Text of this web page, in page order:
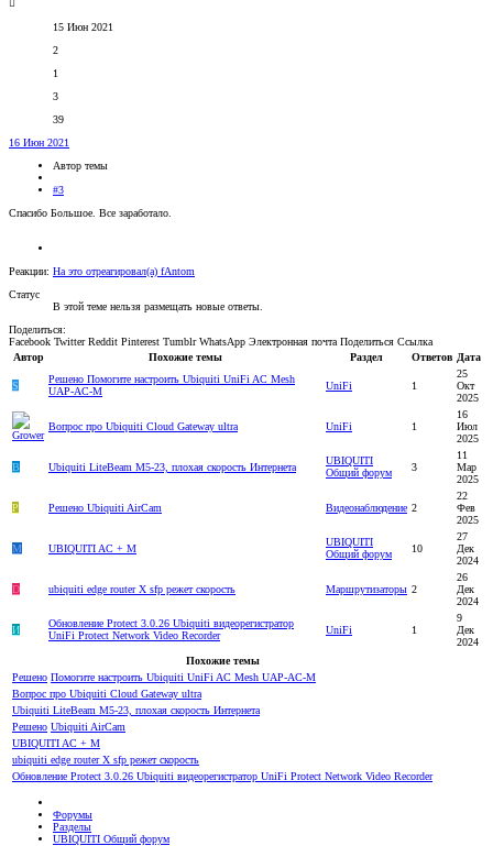
15 Июн 2021
2
1
3
39
16 Июн 2021
Автор темы
#3
Спасибо Большое. Все заработало.
Реакции: На это отреагировал(а) fAntom
Статус
В этой теме нельзя размещать новые ответы.
Поделиться:
Facebook Twitter Reddit Pinterest Tumblr WhatsApp Электронная почта Поделиться Ссылка
Автор
Похожие темы Раздел Ответов Дата
S
Решено Помогите настроить Ubiquiti UniFi AC Mesh
UAP-AC-M
UniFi 1
25
Окт
2025
Вопрос про Ubiquiti Cloud Gateway ultra UniFi 1
16
Июл
2025
B Ubiquiti LiteBeam M5-23, плохая скорость Интернета
UBIQUITI
Общий форум
3
11
Мар
2025
Р Решено Ubiquiti AirCam Видеонаблюдение 2
22
Фев
2025
M UBIQUITI AC + M
UBIQUITI
Общий форум
10
27
Дек
2024
D ubiquiti edge router X sfp режет скорость Маршрутизаторы 2
26
Дек
2024
И
Обновление Protect 3.0.26 Ubiquiti видеорегистратор
UniFi Protect Network Video Recorder
UniFi 1
9
Дек
2024
Похожие темы
Решено Помогите настроить Ubiquiti UniFi AC Mesh UAP-AC-M
Вопрос про Ubiquiti Cloud Gateway ultra
Ubiquiti LiteBeam M5-23, плохая скорость Интернета
Решено Ubiquiti AirCam
UBIQUITI AC + M
ubiquiti edge router X sfp режет скорость
Обновление Protect 3.0.26 Ubiquiti видеорегистратор UniFi Protect Network Video Recorder
Форумы
Разделы
UBIQUITI Общий форум